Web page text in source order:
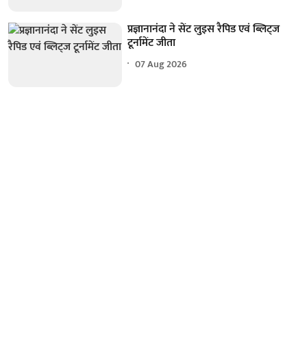
प्रज्ञानानंदा ने सेंट लुइस रैपिड एवं ब्लिट्ज
टूर्नामेंट जीता
07 Aug 2026